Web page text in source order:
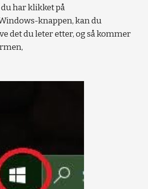
har klikket på
knappen, kan du
det du leter etter, og så kommer